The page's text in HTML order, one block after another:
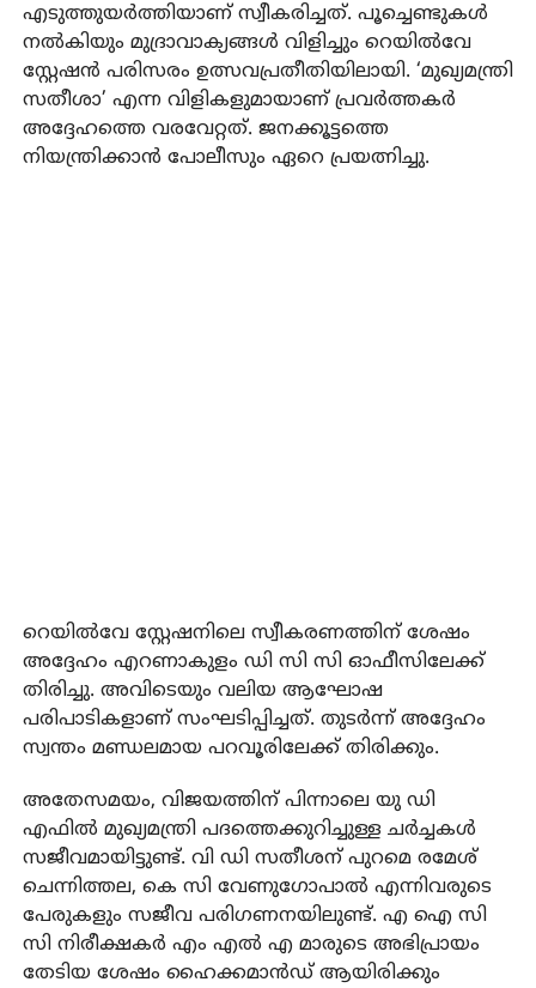
എടുത്തുയർത്തിയാണ് സ്വീകരിച്ചത്. പൂച്ചെണ്ടുകൾ
നൽകിയും മുദ്രാവാക്യങ്ങൾ വിളിച്ചും റെയിൽവേ
സ്റ്റേഷൻ പരിസരം ഉത്സവപ്രതീതിയിലായി. ‘മുഖ്യമന്ത്രി
സതീശാ’ എന്ന വിളികളുമായാണ് പ്രവർത്തകർ
അദ്ദേഹത്തെ വരവേറ്റത്. ജനക്കൂട്ടത്തെ
നിയന്ത്രിക്കാൻ പോലീസും ഏറെ പ്രയത്നിച്ചു.
റെയിൽവേ സ്റ്റേഷനിലെ സ്വീകരണത്തിന് ശേഷം
അദ്ദേഹം എറണാകുളം ഡി സി സി ഓഫീസിലേക്ക്
തിരിച്ചു. അവിടെയും വലിയ ആഘോഷ
പരിപാടികളാണ് സംഘടിപ്പിച്ചത്. തുടര്‍ന്ന് അദ്ദേഹം
സ്വന്തം മണ്ഡലമായ പറവൂരിലേക്ക് തിരിക്കും.
അതേസമയം, വിജയത്തിന് പിന്നാലെ യു ഡി
എഫിൽ മുഖ്യമന്ത്രി പദത്തെക്കുറിച്ചുള്ള ചർച്ചകൾ
സജീവമായിട്ടുണ്ട്. വി ഡി സതീശന് പുറമെ രമേശ്
ചെന്നിത്തല, കെ സി വേണുഗോപാൽ എന്നിവരുടെ
പേരുകളും സജീവ പരിഗണനയിലുണ്ട്. എ ഐ സി
സി നിരീക്ഷകർ എം എൽ എ മാരുടെ അഭിപ്രായം
തേടിയ ശേഷം ഹൈക്കമാൻഡ് ആയിരിക്കും